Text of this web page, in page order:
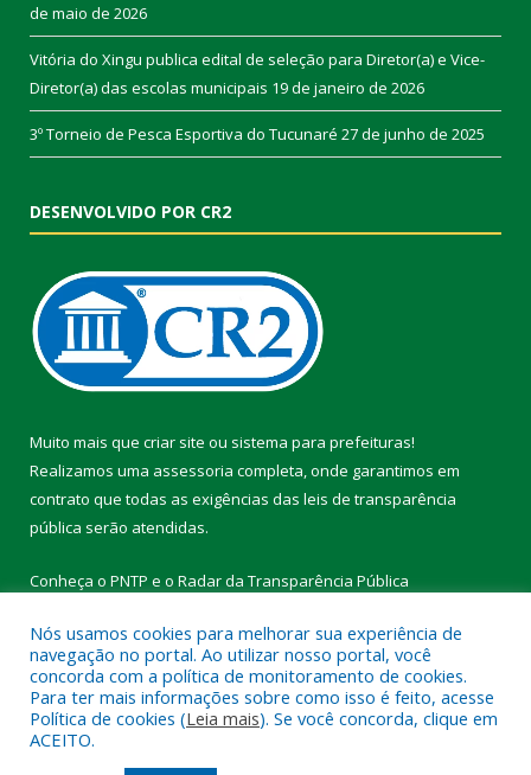
de maio de 2026
Vitória do Xingu publica edital de seleção para Diretor(a) e Vice-
Diretor(a) das escolas municipais 19 de janeiro de 2026
3º Torneio de Pesca Esportiva do Tucunaré 27 de junho de 2025
DESENVOLVIDO POR CR2
Muito mais que criar site ou sistema para prefeituras!
Realizamos uma assessoria completa, onde garantimos em
contrato que todas as exigências das leis de transparência
pública serão atendidas.
Conheça o PNTP e o Radar da Transparência Pública
Todos os direitos reservados a Prefeitura Municipal de Vitória do
Xingu.
Nós usamos cookies para melhorar sua experiência de
navegação no portal. Ao utilizar nosso portal, você
concorda com a política de monitoramento de cookies.
Para ter mais informações sobre como isso é feito, acesse
Política de cookies (Leia mais). Se você concorda, clique em
ACEITO.